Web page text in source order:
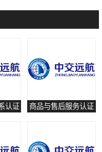
认证 商品与售后服务认证